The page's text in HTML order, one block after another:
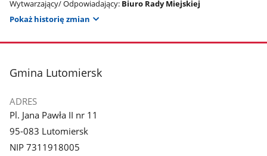
Wytwarzający/ Odpowiadający: Biuro Rady Miejskiej
Pokaż historię zmian
stopka
Gmina Lutomiersk
ADRES
Pl. Jana Pawła II nr 11
95-083 Lutomiersk
NIP 7311918005